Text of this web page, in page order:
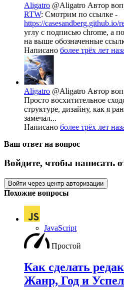
Aligatro @Aligatro Автор
RTW: Смотрим по ссылке -
https://casesandberg.github.io/
углу с подписью chrome, а
на выше обозначенные
Написано более трёх лет
Aligatro @Aligatro Автор
Просто восхитительное
структуре, дизайну, как я
замечал...
Написано более трёх лет
Ваш ответ на вопрос
Войдите, чтобы написать
Войти через центр авторизации
Похожие вопросы
JavaScript
Простой
Как сделать
Жанр, Год и